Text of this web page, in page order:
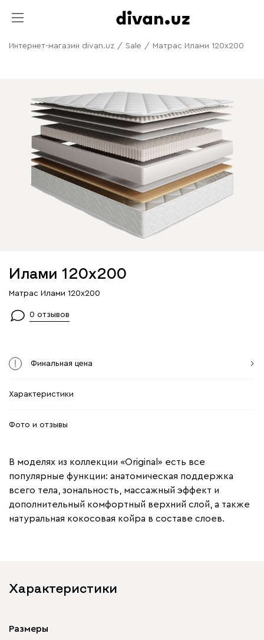
Интернет-магазин divan.uz / Sale / Матрас Илами 120x200
Илами 120x200
Матрас Илами 120x200
0 отзывов
Финальная цена
Характеристики
Фото и отзывы
В моделях из коллекции «Original» есть все
популярные функции: анатомическая поддержка
всего тела, зональность, массажный эффект и
дополнительный комфортный верхний слой, а также
натуральная кокосовая койра в составе слоев.
Характеристики
Размеры